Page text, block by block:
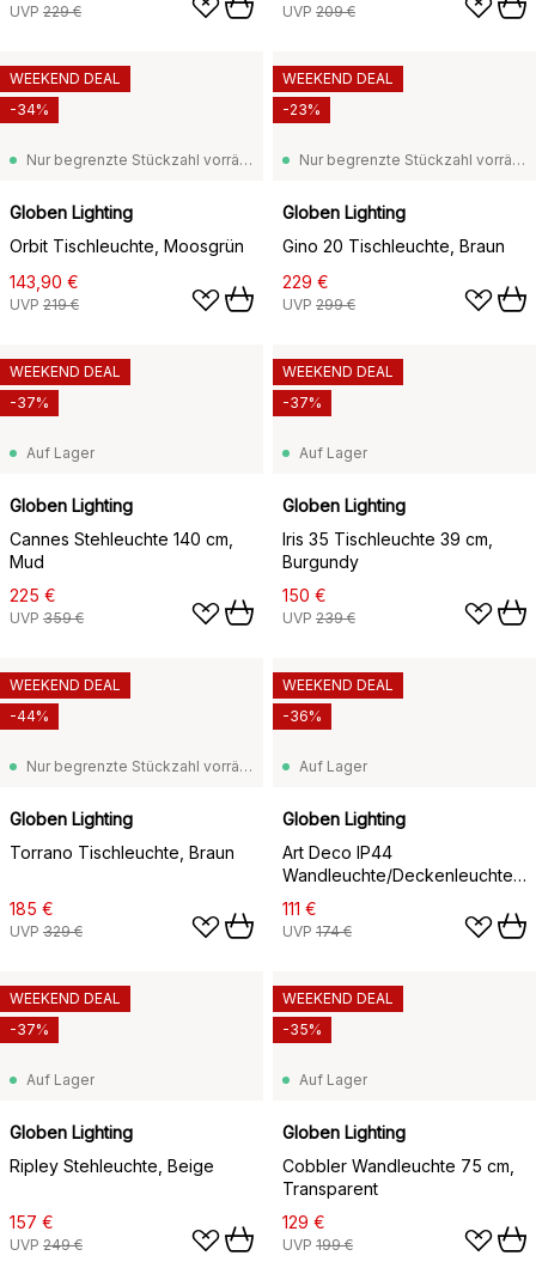
UVP 229 € UVP 209 €
Nur begrenzte Stückzahl vorrätig
Globen Lighting
Orbit Tischleuchte, Moosgrün
143,90 €
UVP 219 €
WEEKEND DEAL
-34%
Nur begrenzte Stückzahl vorrätig
Globen Lighting
Gino 20 Tischleuchte, Braun
229 €
UVP 299 €
WEEKEND DEAL
-23%
Auf Lager
Globen Lighting
Cannes Stehleuchte 140 cm,
Mud
225 €
UVP 359 €
WEEKEND DEAL
-37%
Auf Lager
Globen Lighting
Iris 35 Tischleuchte 39 cm,
Burgundy
150 €
UVP 239 €
WEEKEND DEAL
-37%
Nur begrenzte Stückzahl vorrätig
Globen Lighting
Torrano Tischleuchte, Braun
185 €
UVP 329 €
WEEKEND DEAL
-44%
Auf Lager
Globen Lighting
Art Deco IP44
Wandleuchte/Deckenleuchte,
Blau-Weiß
111 €
UVP 174 €
WEEKEND DEAL
-36%
Auf Lager
Globen Lighting
Ripley Stehleuchte, Beige
157 €
UVP 249 €
WEEKEND DEAL
-37%
Auf Lager
Globen Lighting
Cobbler Wandleuchte 75 cm,
Transparent
129 €
UVP 199 €
WEEKEND DEAL
-35%